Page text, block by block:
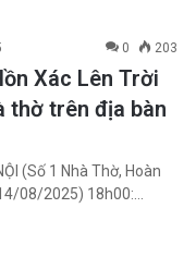
0 203
Xác Lên Trời
thờ trên địa bàn
(Số 1 Nhà Thờ, Hoàn
08/2025) 18h00:…